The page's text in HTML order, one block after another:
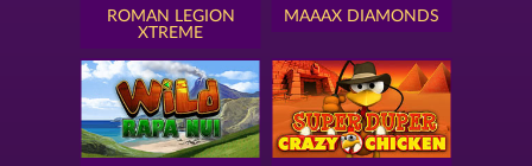
ROMAN LEGION
XTREME
MAAAX DIAMONDS